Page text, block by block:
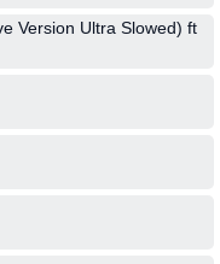
Version Ultra Slowed) ft